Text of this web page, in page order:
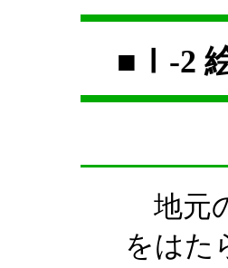
■Ⅰ-2
地元
をはた